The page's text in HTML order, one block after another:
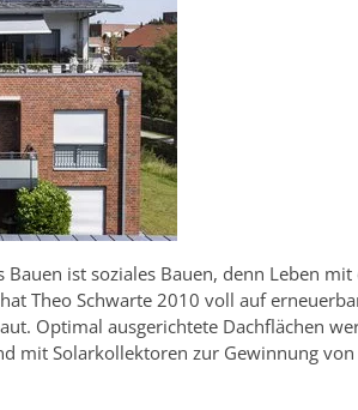
ist soziales Bauen, denn Leben
Theo Schwarte 2010 voll auf
Optimal ausgerichtete Dachflächen
mit Solarkollektoren zur Gewinnung